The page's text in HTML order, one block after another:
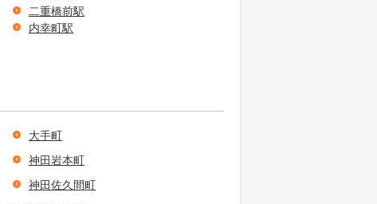
二重橋前駅
内幸町駅
大手町
神田岩本町
神田佐久間町